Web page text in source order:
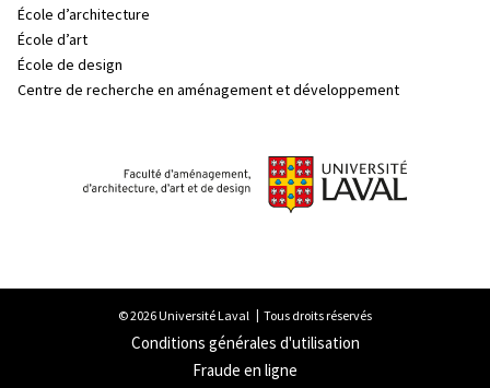
École d’architecture
École d’art
École de design
Centre de recherche en aménagement et développement
© 2026 Université Laval Tous droits réservés
Conditions générales d'utilisation
Fraude en ligne